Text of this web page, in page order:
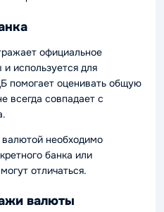
официальное
используется для
помогает оценивать общую
всегда совпадает с
необходимо
банка или
отличаться.
валюты